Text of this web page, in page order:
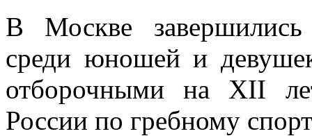
В Москве завершились
среди юношей и
отборочными на XII
России по гребному